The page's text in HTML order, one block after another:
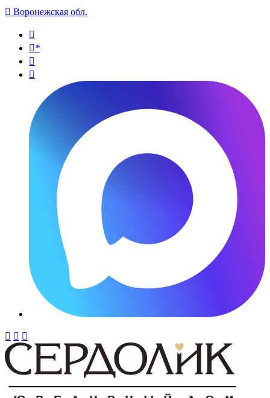
 Воронежская обл.

*


  